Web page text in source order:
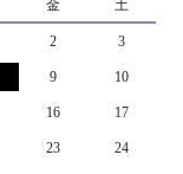
金 土
2 3
9 10
16 17
23 24